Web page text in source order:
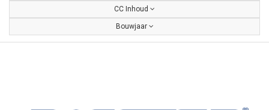
CC Inhoud
Bouwjaar